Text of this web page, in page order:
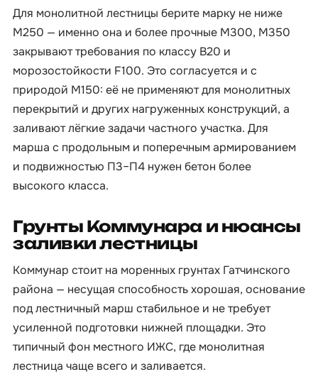
Для монолитной лестницы берите марку не ниже
М250 — именно она и более прочные М300, М350
закрывают требования по классу B20 и
морозостойкости F100. Это согласуется и с
природой М150: её не применяют для монолитных
перекрытий и других нагруженных конструкций, а
заливают лёгкие задачи частного участка. Для
марша с продольным и поперечным армированием
и подвижностью П3–П4 нужен бетон более
высокого класса.
Грунты Коммунара и нюансы
заливки лестницы
Коммунар стоит на моренных грунтах Гатчинского
района — несущая способность хорошая, основание
под лестничный марш стабильное и не требует
усиленной подготовки нижней площадки. Это
типичный фон местного ИЖС, где монолитная
лестница чаще всего и заливается.